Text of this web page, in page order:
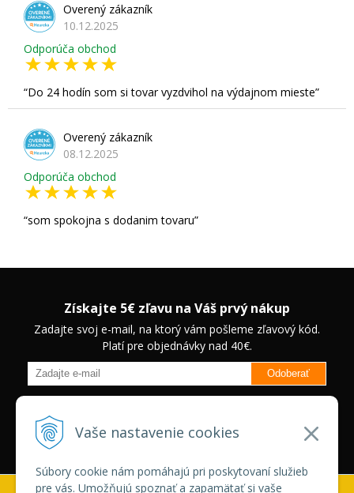
Vaše nastavenie cookies
Súbory cookie nám pomáhajú pri poskytovaní služieb
pre vás. Umožňujú spoznať a zapamätať si vaše
Overený zákazník
10.12.2025
Odporúča obchod
Do 24 hodín som si tovar vyzdvihol na výdajnom mieste
Overený zákazník
08.12.2025
Odporúča obchod
som spokojna s dodanim tovaru
Získajte 5€ zľavu na Váš prvý nákup
Zadajte svoj e-mail, na ktorý vám pošleme zľavový kód.
Platí pre objednávky nad 40€.
Odoberať
zľavách na vybrané produkty.
Neplatí pre Veľkoobchodných
zákazníkov.